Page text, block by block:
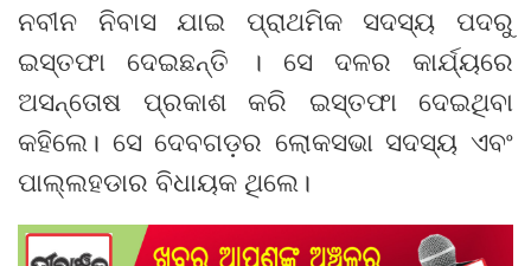
ନବୀନ ନିବାସ ଯାଇ ପ୍ରାଥମିକ ସଦସ୍ୟ ପଦରୁ
ଇସ୍ତଫା ଦେଇଛନ୍ତି । ସେ ଦଳର କାର୍ଯ୍ୟରେ
ଅସନ୍ତୋଷ ପ୍ରକାଶ କରି ଇସ୍ତଫା ଦେଇଥିବା
କହିଲେ। ସେ ଦେବଗଡ଼ର ଲୋକସଭା ସଦସ୍ୟ ଏବଂ
ପାଲ୍ଲହଡାର ବିଧାୟକ ଥିଲେ।